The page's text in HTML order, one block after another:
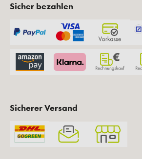
Sicher bezahlen
Sicherer Versand